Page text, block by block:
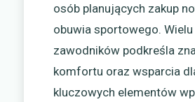
osób planujących zakup
obuwia sportowego. Wielu
zawodników podkreśla
komfortu oraz wsparcia
kluczowych elementów